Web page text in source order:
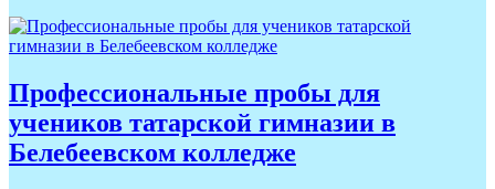
Профессиональные пробы для
учеников татарской гимназии в
Белебеевском колледже